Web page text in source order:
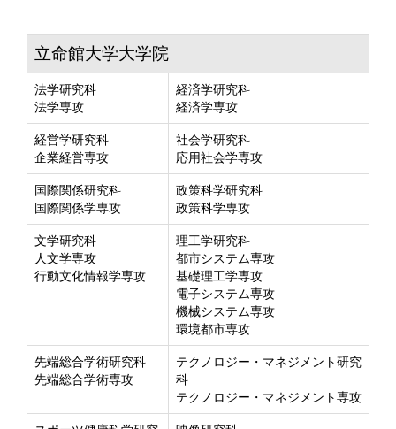
立命館大学大学院
法学研究科
法学専攻
経済学研究科
経済学専攻
経営学研究科
企業経営専攻
社会学研究科
応用社会学専攻
国際関係研究科
国際関係学専攻
政策科学研究科
政策科学専攻
文学研究科
人文学専攻
行動文化情報学専攻
理工学研究科
都市システム専攻
基礎理工学専攻
電子システム専攻
機械システム専攻
環境都市専攻
先端総合学術研究科
先端総合学術専攻
テクノロジー・マネジメント研究
科
テクノロジー・マネジメント専攻